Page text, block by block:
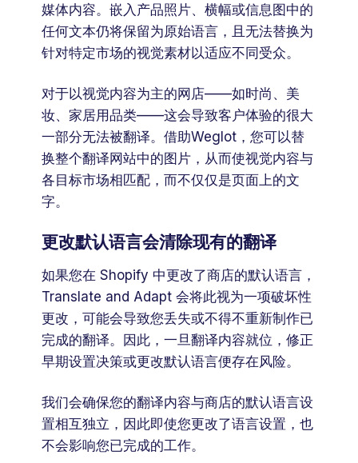
媒体内容。嵌入产品照片、横幅或信息图中的
任何文本仍将保留为原始语言，且无法替换为
针对特定市场的视觉素材以适应不同受众。
对于以视觉内容为主的网店——如时尚、美
妆、家居用品类——这会导致客户体验的很大
一部分无法被翻译。借助Weglot，您可以替
换整个翻译网站中的图片，从而使视觉内容与
各目标市场相匹配，而不仅仅是页面上的文
字。
更改默认语言会清除现有的翻译
如果您在 Shopify 中更改了商店的默认语言，
Translate and Adapt 会将此视为一项破坏性
更改，可能会导致您丢失或不得不重新制作已
完成的翻译。因此，一旦翻译内容就位，修正
早期设置决策或更改默认语言便存在风险。
我们会确保您的翻译内容与商店的默认语言设
置相互独立，因此即使您更改了语言设置，也
不会影响您已完成的工作。